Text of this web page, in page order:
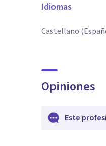
Idiomas
Castellano
Opiniones
Este